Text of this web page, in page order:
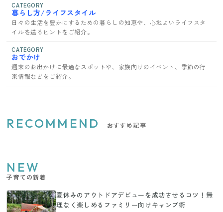
CATEGORY
暮らし方/ライフスタイル
日々の生活を豊かにするための暮らしの知恵や、心地よいライフスタ
イルを送るヒントをご紹介。
CATEGORY
おでかけ
週末のお出かけに最適なスポットや、家族向けのイベント、季節の行
楽情報などをご紹介。
RECOMMEND おすすめ記事
NEW
子育ての新着
夏休みのアウトドアデビューを成功させるコツ！無
理なく楽しめるファミリー向けキャンプ術